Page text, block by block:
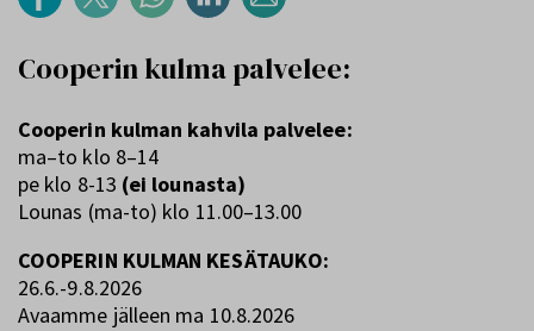
Cooperin kulma palvelee:
Cooperin kulman kahvila palvelee:
ma–to klo 8–14
pe klo 8-13 (ei lounasta)
Lounas (ma-to) klo 11.00–13.00
COOPERIN KULMAN KESÄTAUKO:
26.6.-9.8.2026
Avaamme jälleen ma 10.8.2026